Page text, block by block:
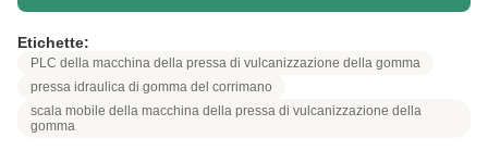
Etichette:
PLC della macchina della pressa di vulcanizzazione della gomma
pressa idraulica di gomma del corrimano
scala mobile della macchina della pressa di vulcanizzazione della
gomma